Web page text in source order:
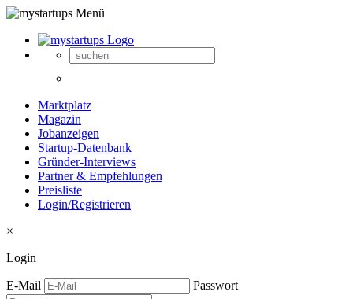
Marktplatz
Magazin
Jobanzeigen
Startup-Datenbank
Gründer-Interviews
Partner & Empfehlungen
Preisliste
Login/Registrieren
×
Login
E-Mail Passwort